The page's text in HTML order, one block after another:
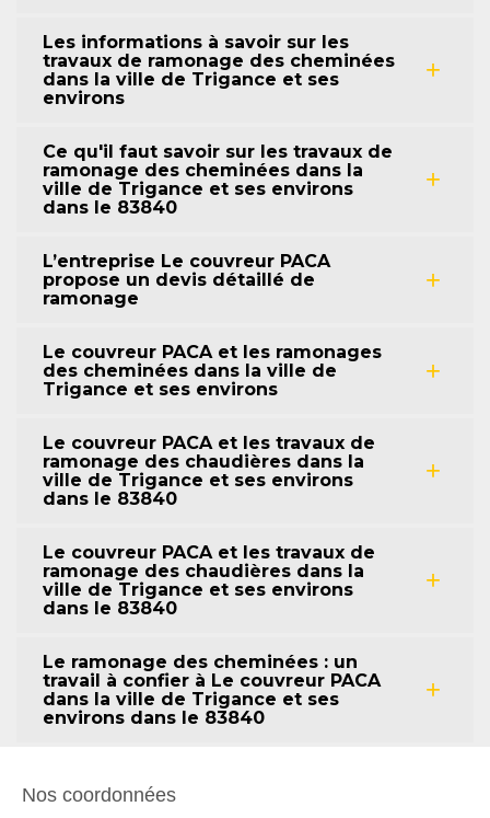
Les informations à savoir sur les
travaux de ramonage des cheminées
dans la ville de Trigance et ses
environs
Ce qu'il faut savoir sur les travaux de
ramonage des cheminées dans la
ville de Trigance et ses environs
dans le 83840
L’entreprise Le couvreur PACA
propose un devis détaillé de
ramonage
Le couvreur PACA et les ramonages
des cheminées dans la ville de
Trigance et ses environs
Le couvreur PACA et les travaux de
ramonage des chaudières dans la
ville de Trigance et ses environs
dans le 83840
Le couvreur PACA et les travaux de
ramonage des chaudières dans la
ville de Trigance et ses environs
dans le 83840
Le ramonage des cheminées : un
travail à confier à Le couvreur PACA
dans la ville de Trigance et ses
environs dans le 83840
Nos coordonnées